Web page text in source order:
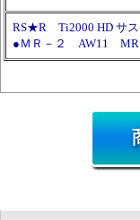
RS★R Ti2000 HD サ
●ＭＲ－２ AW11